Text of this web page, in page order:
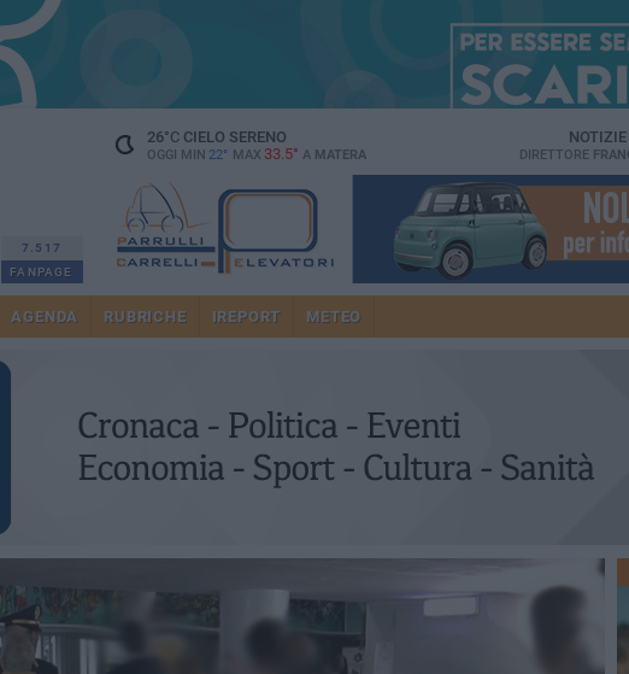
7.517
FANPAGE
26°CCIELO SERENO
OGGI MIN 22° MAX 33.5° A MATERA DIRETTORE
AGENDA RUBRICHE IREPORT METEO